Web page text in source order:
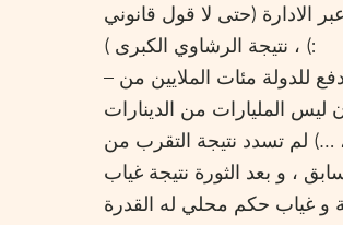
الادارة (حتى لا قول قانوني
) ، نتيجة الرشاوي الكبرى ):
– يجب دفع للدولة مئات الملايين من
ليس المليارات من الدينارات
…) لم تسدد نتيجة التقرب من
، و بعد الثورة نتيجة غياب
و غياب حكم محلي له القدرة